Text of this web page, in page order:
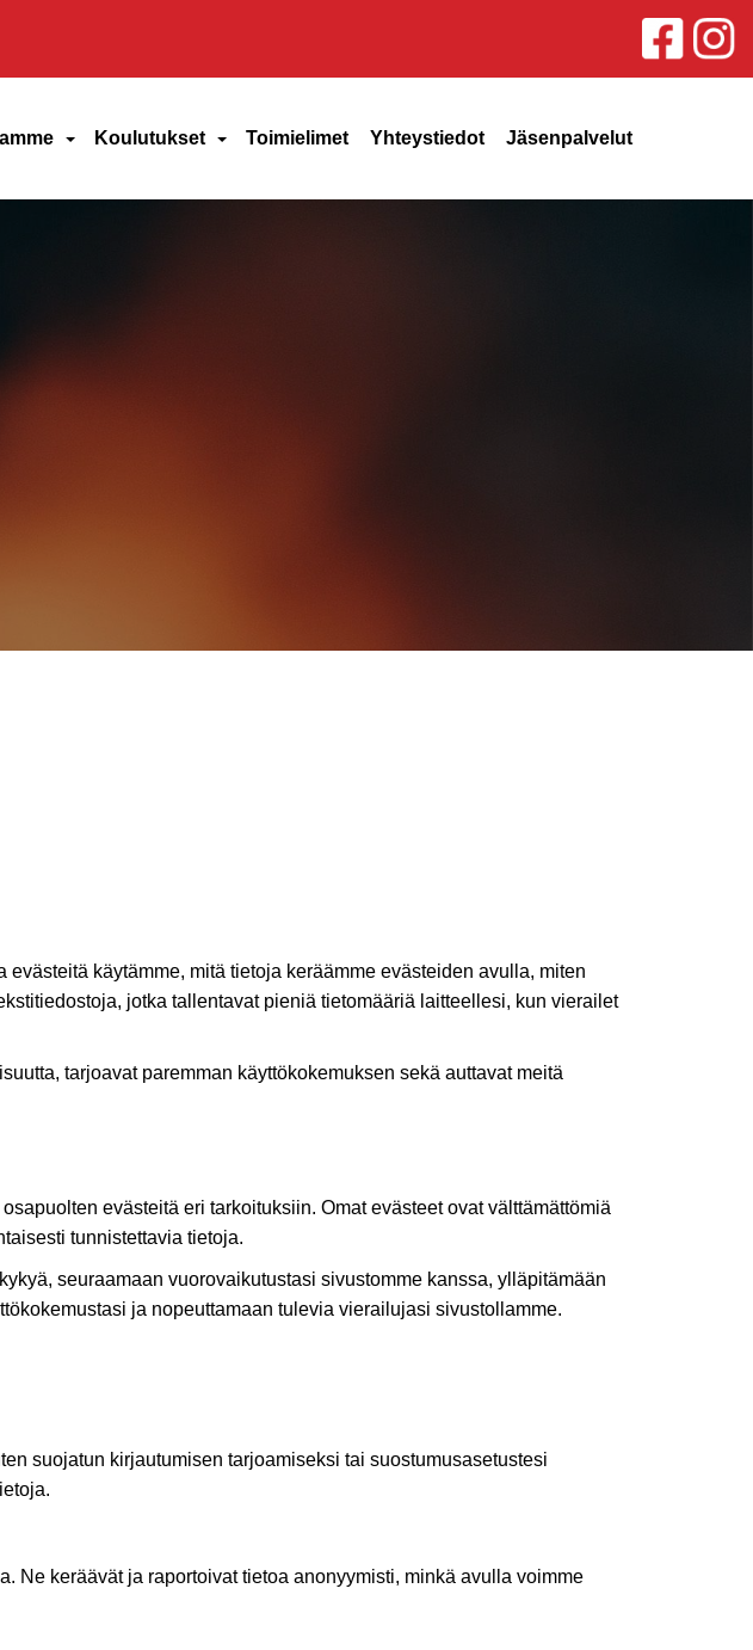
Koulutukset Toimielimet Yhteystiedot Jäsenpalvelut
käytämme, mitä tietoja keräämme evästeiden avulla, miten
jotka tallentavat pieniä tietomääriä laitteellesi, kun vierailet
tarjoavat paremman käyttökokemuksen sekä auttavat meitä
evästeitä eri tarkoituksiin. Omat evästeet ovat välttämättömiä
tunnistettavia tietoja.
seuraamaan vuorovaikutustasi sivustomme kanssa, ylläpitämään
ja nopeuttamaan tulevia vierailujasi sivustollamme.
suojatun kirjautumisen tarjoamiseksi tai suostumusasetustesi
Ne keräävät ja raportoivat tietoa anonyymisti, minkä avulla voimme